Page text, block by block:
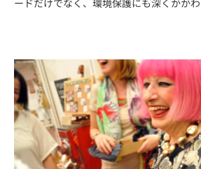
ードだけでなく、環境保護にも深くかかわ